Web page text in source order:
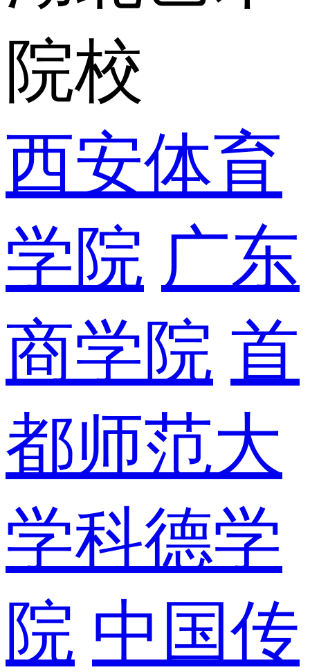
院校
西安体育
学院 广东
商学院 首
都师范大
学科德学
院 中国传